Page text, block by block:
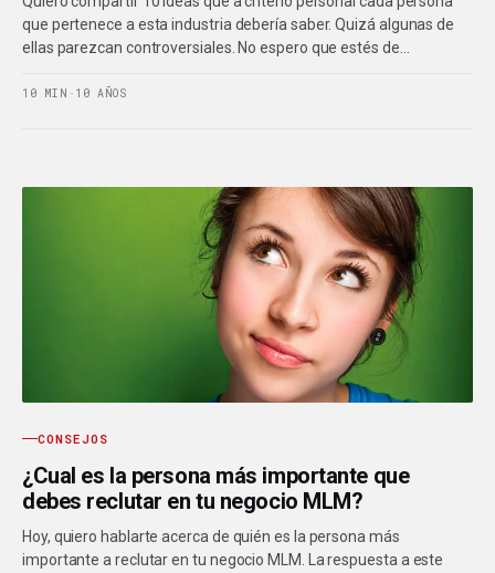
que pertenece a esta industria debería saber. Quizá algunas de
ellas parezcan controversiales. No espero que estés de…
10 MIN · 10 AÑOS
CONSEJOS
¿Cual es la persona más importante que
debes reclutar en tu negocio MLM?
Hoy, quiero hablarte acerca de quién es la persona más
importante a reclutar en tu negocio MLM. La respuesta a este